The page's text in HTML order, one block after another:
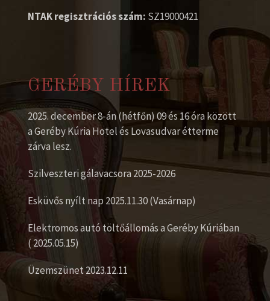
NTAK regisztrációs szám: SZ19000421
GERÉBY HÍREK
2025. december 8-án (hétfőn) 09 és 16 óra között
a Geréby Kúria Hotel és Lovasudvar étterme
zárva lesz.
Szilveszteri gálavacsora 2025-2026
Esküvős nyílt nap 2025.11.30 (Vasárnap)
Elektromos autó töltőállomás a Geréby Kúriában
( 2025.05.15)
Üzemszünet 2023.12.11